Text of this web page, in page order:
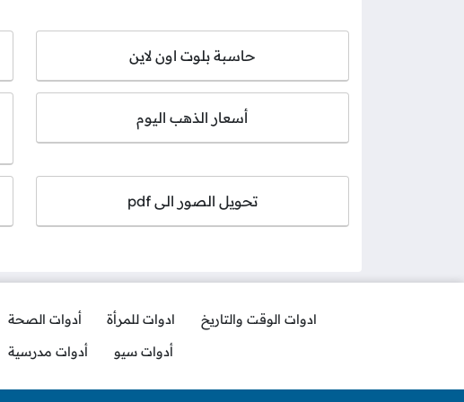
حاسبة بلوت اون لاين
أسعار الذهب اليوم
تحويل الصور الى pdf
ادوات الوقت والتاريخ ادوات للمرأة أدوات الصحة
أدوات سيو
أدوات مدرسية